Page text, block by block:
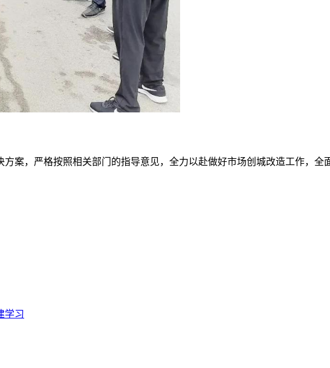
案，严格按照相关部门的指导意见，全力以赴做好市场创城改造工作，全
学习